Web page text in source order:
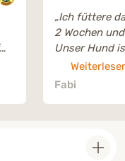
„Ich füttere
2 Wochen
Unser Hund
geworden,
hat sich
geholfen. Ich
dass wir auf
Fabi